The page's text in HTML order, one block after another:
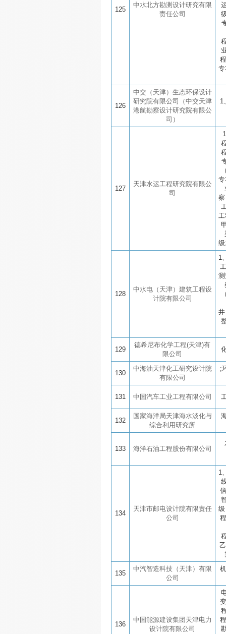
125
中水北方勘测设计研究有限
责任公司
126
中交（天津）生态环保设计
研究院有限公司（中交天津
港航勘察设计研究院有限公
司）
1
127
天津水运工程研究院有限公
司
128
中水电（天津）建筑工程设
计院有限公司
1
129
德希尼布化学工程(天津)有
限公司
130
中海油天津化工研究设计院
有限公司
;
131 中国汽车工业工程有限公司
132
国家海洋局天津海水淡化与
综合利用研究所
133 海洋石油工程股份有限公司
134
天津市邮电设计院有限责任
公司
1
135
中汽智造科技（天津）有限
公司
136
中国能源建设集团天津电力
设计院有限公司